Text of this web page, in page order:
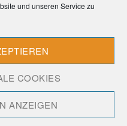
und unseren Service zu
COOKIES
ANZEIGEN